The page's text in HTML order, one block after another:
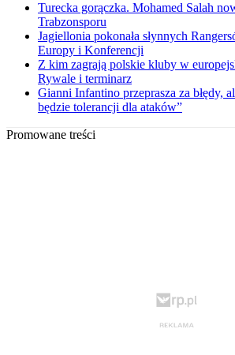
Turecka gorączka. Mohamed Salah
Trabzonsporu
Jagiellonia pokonała słynnych
Europy i Konferencji
Z kim zagrają polskie kluby w
Rywale i terminarz
Gianni Infantino przeprasza za błędy,
będzie tolerancji dla ataków”
Promowane treści